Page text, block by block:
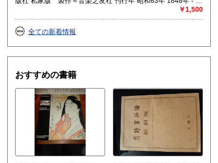
ると、系をもとの乱れのない状態に戻そうとする動きが続い
は増幅される。……安定性の理論を不可逆過程の熱力学に結
びつけ、ゆらぎの巨視的理論を包含する一般化された熱力学
を、非平衡熱力学の立場から、物理学、化学、生物学につい
て、統一的な観点からの説明を試みる。
リ防衛軍のメンバーにより12名の騎馬ファンファーレ隊が創
設される。これが共和国親衛隊音楽隊の始まりであり、現在
でも当騎兵連隊には騎馬ファンファーレ隊が置かれている。
1856年 - 隊員56名からなる吹奏楽編成の親衛隊音楽隊を編
ルリオーズ、グノー、ドリーブが含まれており、彼らがサイ
ンした表彰状が共和国親衛隊の古文書館に保存されている。
1871年 - 帝制から共和制に変わると共に、ギャルド・レピュ
ブリケーヌ（共和国親衛隊）の名称を使うようになる。1931
年 - 吹奏楽版「ボレロ」を初演。指揮はモーリス・ラヴェ
ル。1947年 - 当時のオリオール大統領の勧告により、オーケ
ストラも編成できるように40名の弦楽セクションを増員。
1961年 - 初来日。
￥1,500
全ての新着情報
おすすめの書籍